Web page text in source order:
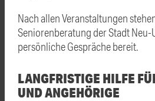
Nach allen Veranstaltungen
Seniorenberatung der Stadt Neu-
persönliche Gespräche bereit.
LANGFRISTIGE HILFE
UND ANGEHÖRIGE